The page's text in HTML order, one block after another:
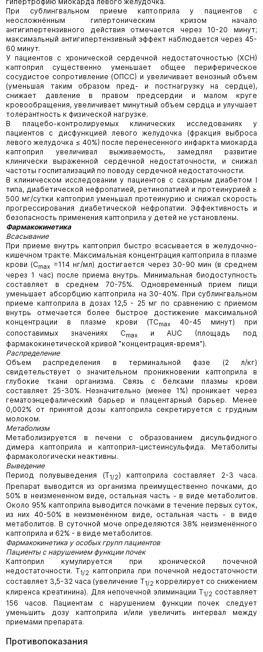
При сублингвальном приеме каптоприла у пациентов с
неосложнённым гипертоническим кризом начало
антигипертензивного действия отмечается через 10-20 минут;
максимальный антигипертензивный эффект наблюдается через 45-
60 минут.
У пациентов с хронической сердечной недостаточностью (ХСН)
каптоприл существенно уменьшает общее периферическое
сосудистое сопротивление (ОПСС) и увеличивает венозный объем
(уменьшая таким образом пред- и постнагрузку на сердце),
снижает давление в правом предсердии и малом круге
кровообращения, увеличивает минутный объем сердца и улучшает
толерантность к физической нагрузке.
В плацебо-контролируемых клинических исследованиях у
пациентов с дисфункцией левого желудочка (фракция выброса
левого желудочка ≤ 40%) после перенесенного инфаркта миокарда
каптоприл увеличивал выживаемость, замедлял развитие
клинически выраженной сердечной недостаточности, и снижал
частоты госпитализаций по поводу сердечной недостаточности.
В клиническом исследовании у пациентов с сахарным диабетом I
типа, диабетической нефропатией, ретинопатией и протеинурией ≥
500 мг/сутки каптоприл уменьшал протеинурию и снижал скорость
прогрессирования диабетической нефропатии. Эффективность и
безопасность применения каптоприла у детей не установлены.
Фармакокинетика
Всасывание
При приеме внутрь каптоприл быстро всасывается в желудочно-
кишечном тракте. Максимальная концентрация каптоприла в плазме
крови (Сmах =114 нг/мл) достигается через 30-90 мин (в среднем
через 1 час) после приема внутрь. Минимальная биодоступность
составляет в среднем 70-75%. Одновременный прием пищи
уменьшает абсорбцию каптоприла на 30-40%. При сублингвальном
приеме каптоприла в дозах 12,5 - 25 мг по сравнению с приемом
внутрь отмечается более быстрое достижение максимальной
концентрации в плазме крови (ТСmах
40-45 минут) при
сопоставимых значениях Сmахи AUC (площадь под
фармакокинетической кривой "концентрация-время").
Распределение
Объем распределения в терминальной фазе (2 л/кг)
свидетельствует о значительном проникновении каптоприла в
глубокие ткани организма. Связь с белками плазмы крови
составляет 25-30%. Незначительно (менее 1%) проникает через
гематоэнцефалический барьер и плацентарный барьер. Менее
0,002% от принятой дозы каптоприла секретируется с грудным
молоком.
Метаболизм
Метаболизируется в печени с образованием дисульфидного
димера каптоприла и каптоприл-цистеинсульфида. Метаболиты
фармакологически неактивны.
Выведение
Период полувыведения (Т1/2) каптоприла составляет 2-3 часа.
Препарат выводится из организма преимущественно почками, до
50% в неизмененном виде, остальная часть - в виде метаболитов.
Около 95% каптоприла выводится почками в течение первых суток,
из них 40-50% в неизменённом виде, остальная часть - в виде
метаболитов. В суточной моче определяются 38% неизменённого
каптоприла и 62% - в виде метаболитов.
Фармакокинетика у особых групп пациентов
Пациенты с нарушением функции почек
Каптоприл кумулируется при хронической почечной
недостаточности. Т1/2
каптоприла при почечной недостаточности
составляет 3,5-32 часа (увеличение Т1/2 коррелирует со снижением
клиренса креатинина). Для непочечной элиминации T1/2 составляет
156 часов. Пациентам с нарушением функции почек следует
уменьшить дозу каптоприла и/или увеличить интервал между
приемами препарата.
Противопоказания